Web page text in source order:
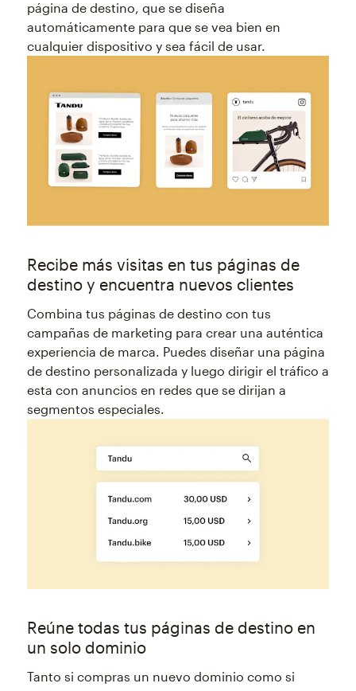
página de destino, que se diseña
automáticamente para que se vea bien en
cualquier dispositivo y sea fácil de usar.
Recibe más visitas en tus páginas de
destino y encuentra nuevos clientes
Combina tus páginas de destino con tus
campañas de marketing para crear una auténtica
experiencia de marca. Puedes diseñar una página
de destino personalizada y luego dirigir el tráfico a
esta con anuncios en redes que se dirijan a
segmentos especiales.
Reúne todas tus páginas de destino en
un solo dominio
Tanto si compras un nuevo dominio como si